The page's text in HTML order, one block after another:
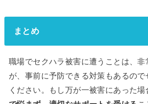
まとめ
職場でセクハラ被害に遭うことは、非
が、事前に予防できる対策もあるので
ください。もし万が一被害にあった場